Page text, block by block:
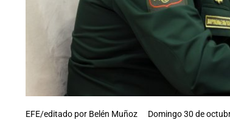
EFE/editado por Belén Muñoz Domingo 30 de